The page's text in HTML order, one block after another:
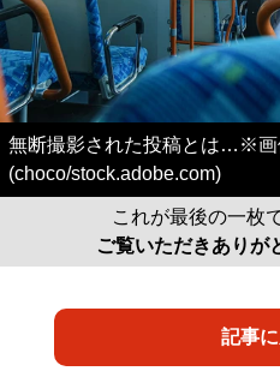
無断撮影された投稿とは…※画
(choco/stock.adobe.com)
これが最後の一枚
ご覧いただきありが
記事